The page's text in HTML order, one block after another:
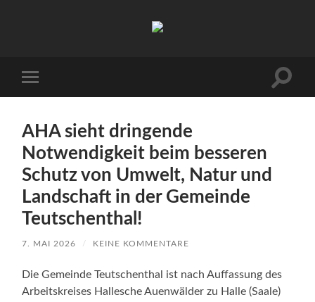
Saale
(AHA)
Menü
AHA sieht dringende
Notwendigkeit beim besseren
Schutz von Umwelt, Natur und
Landschaft in der Gemeinde
Teutschenthal!
7. MAI 2026 / KEINE KOMMENTARE
Die Gemeinde Teutschenthal ist nach Auffassung des
Arbeitskreises Hallesche Auenwälder zu Halle (Saale)